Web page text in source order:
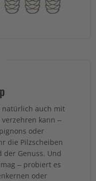
natürlich auch mit
kann –
oder
die Pilzscheiben
Genuss. Und
– probiert es
oder